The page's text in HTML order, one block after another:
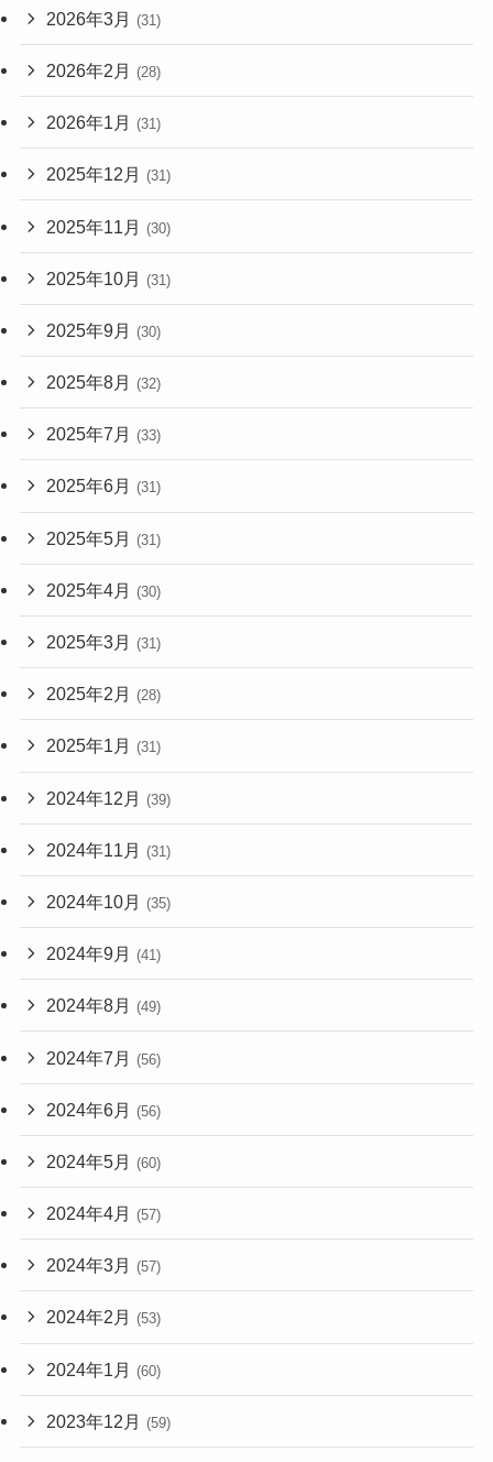
2026年3月 (31)
2026年2月 (28)
2026年1月 (31)
2025年12月 (31)
2025年11月 (30)
2025年10月 (31)
2025年9月 (30)
2025年8月 (32)
2025年7月 (33)
2025年6月 (31)
2025年5月 (31)
2025年4月 (30)
2025年3月 (31)
2025年2月 (28)
2025年1月 (31)
2024年12月 (39)
2024年11月 (31)
2024年10月 (35)
2024年9月 (41)
2024年8月 (49)
2024年7月 (56)
2024年6月 (56)
2024年5月 (60)
2024年4月 (57)
2024年3月 (57)
2024年2月 (53)
2024年1月 (60)
2023年12月 (59)